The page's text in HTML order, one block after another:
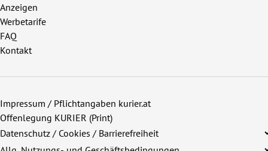
Anzeigen
Werbetarife
FAQ
Kontakt
Impressum / Pflichtangaben kurier.at
Offenlegung KURIER (Print)
Datenschutz / Cookies / Barrierefreiheit